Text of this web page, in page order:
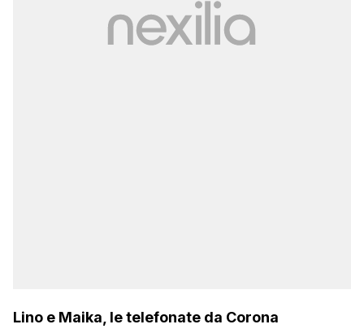
Lino e Maika, le telefonate da Corona